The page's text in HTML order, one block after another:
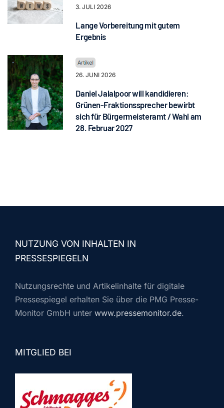
3. JULI 2026
Lange Vorbereitung mit gutem
Ergebnis
26. JUNI 2026
Daniel Jalalpoor will kandidieren:
Grünen-Fraktionssprecher bewirbt
sich für Bürgermeisteramt / Wahl am
28. Februar 2027
NUTZUNG VON INHALTEN IN
PRESSESPIEGELN
Nutzungsrechte und Artikelinhalte für digitale
Pressespiegel erhalten Sie über die PMG Presse-
Monitor GmbH unter www.pressemonitor.de.
MITGLIED BEI